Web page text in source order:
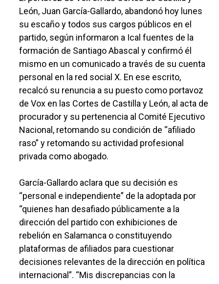
León, Juan García-Gallardo, abandonó hoy lunes
su escaño y todos sus cargos públicos en el
partido, según informaron a Ical fuentes de la
formación de Santiago Abascal y confirmó él
mismo en un comunicado a través de su cuenta
personal en la red social X. En ese escrito,
recalcó su renuncia a su puesto como portavoz
de Vox en las Cortes de Castilla y León, al acta de
procurador y su pertenencia al Comité Ejecutivo
Nacional, retomando su condición de “afiliado
raso” y retomando su actividad profesional
privada como abogado.
García-Gallardo aclara que su decisión es
“personal e independiente” de la adoptada por
“quienes han desafiado públicamente a la
dirección del partido con exhibiciones de
rebelión en Salamanca o constituyendo
plataformas de afiliados para cuestionar
decisiones relevantes de la dirección en política
internacional”. “Mis discrepancias con la